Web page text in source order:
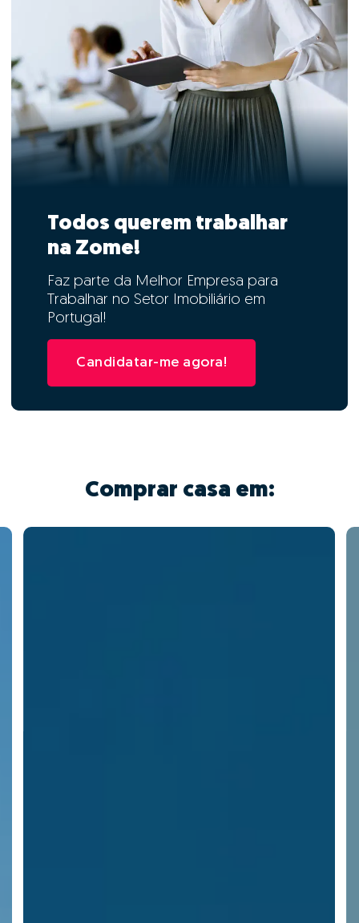
Todos querem trabalhar
na Zome!
Faz parte da Melhor Empresa para
Trabalhar no Setor Imobiliário em
Portugal!
Candidatar-me agora!
Comprar casa em: